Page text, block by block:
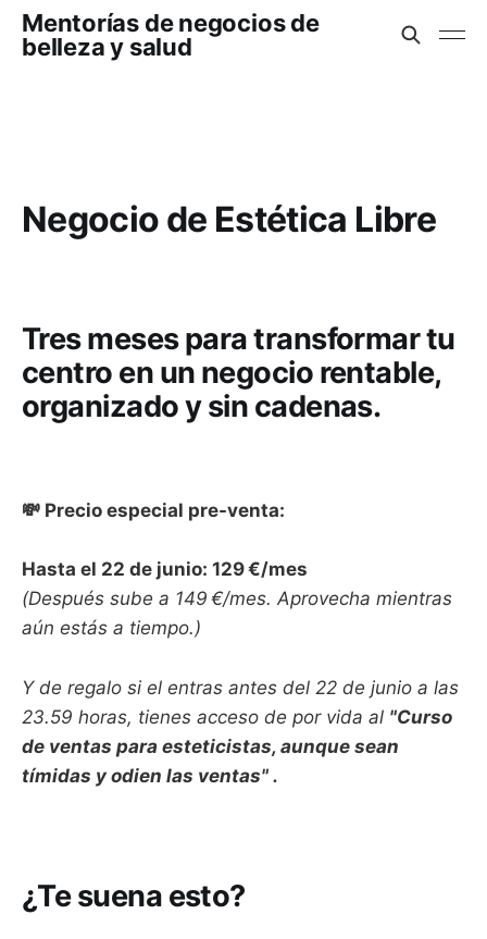
Mentorías de negocios de
belleza y salud
Negocio de Estética Libre
Tres meses para transformar tu
centro en un negocio rentable,
organizado y sin cadenas.
💸 Precio especial pre-venta:
Hasta el 22 de junio: 129 €/mes
(Después sube a 149 €/mes. Aprovecha mientras
aún estás a tiempo.)
Y de regalo si el entras antes del 22 de junio a las
23.59 horas, tienes acceso de por vida al "Curso
de ventas para esteticistas, aunque sean
tímidas y odien las ventas" .
¿Te suena esto?